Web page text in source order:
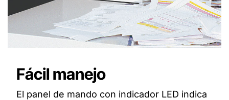
Fácil manejo
El panel de mando con indicador LED indica